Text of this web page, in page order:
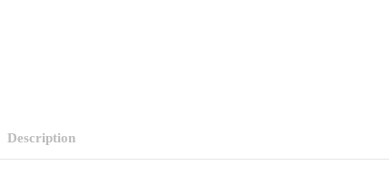
Description